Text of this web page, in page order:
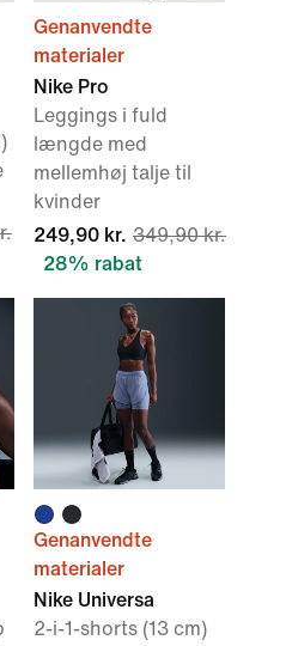
Genanvendte
materialer
Nike Pro
Leggings i fuld
længde med
mellemhøj talje til
kvinder
249,90 kr. 349,90 kr.
28% rabat
Genanvendte
materialer
Nike Universa
2-i-1-shorts (13 cm)